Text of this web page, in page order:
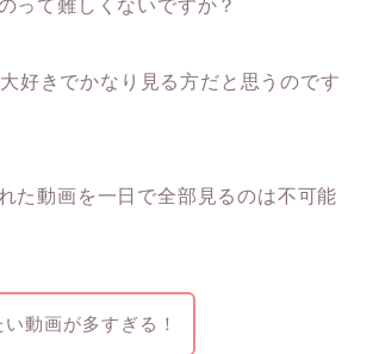
って難しくないですか？
好きでかなり見る方だと思うのです
た動画を一日で全部見るのは不可能
い動画が多すぎる！